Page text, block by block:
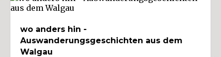
wo anders hin -
Auswanderungsgeschichten aus dem
Walgau